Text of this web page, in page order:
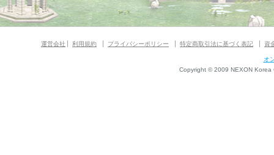
運営会社 利用規約 プライバシーポリシー 特定商取引法に基づく表記 資
オ
Copyright © 2009 NEXON Korea